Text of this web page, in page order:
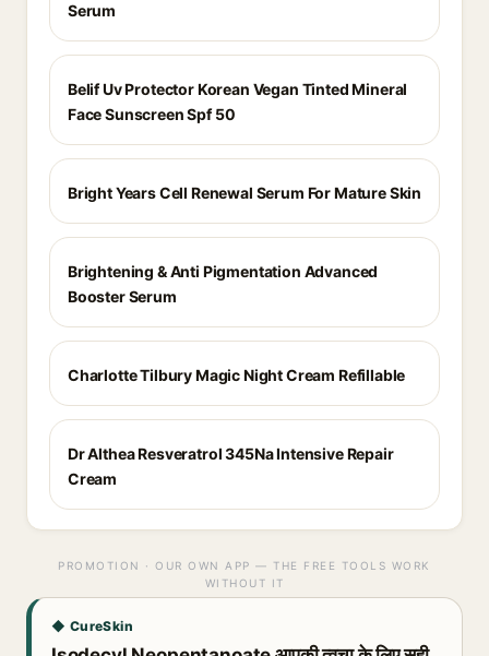
Serum
Belif Uv Protector Korean Vegan Tinted Mineral
Face Sunscreen Spf 50
Bright Years Cell Renewal Serum For Mature Skin
Brightening & Anti Pigmentation Advanced
Booster Serum
Charlotte Tilbury Magic Night Cream Refillable
Dr Althea Resveratrol 345Na Intensive Repair
Cream
PROMOTION · OUR OWN APP — THE FREE TOOLS WORK
WITHOUT IT
◆ CureSkin